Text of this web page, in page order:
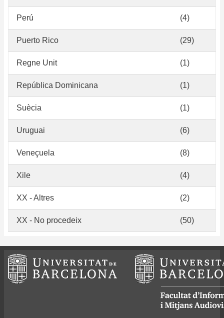
Perú (4)
Puerto Rico (29)
Regne Unit (1)
República Dominicana (1)
Suècia (1)
Uruguai (6)
Veneçuela (8)
Xile (4)
XX - Altres (2)
XX - No procedeix (50)